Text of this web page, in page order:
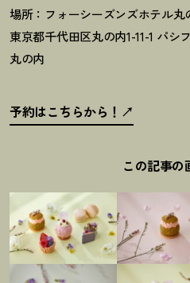
場所：フォーシーズンズホテル丸
東京都千代田区丸の内1-11-1 パシ
丸の内
予約はこちらから ！
この記事の